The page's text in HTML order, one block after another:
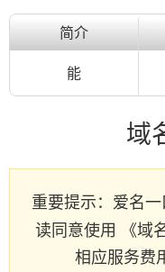
简介
能
域
重要提示：爱名一
读同意使用 《域
相应服务费